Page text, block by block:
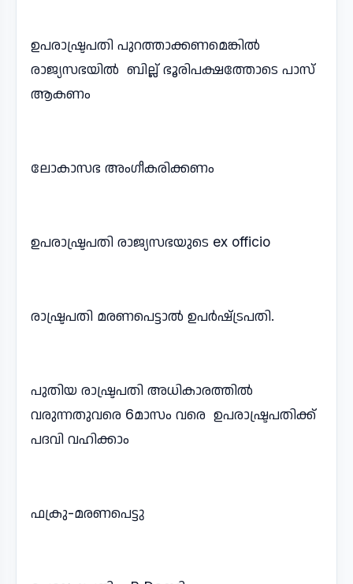
ഉപരാഷ്ട്രപതി പുറത്താക്കണമെങ്കിൽ
രാജ്യസഭയിൽ ബില്ല് ഭൂരിപക്ഷത്തോടെ പാസ്
ആകണം
ലോകാസഭ അംഗീകരിക്കണം
ഉപരാഷ്ട്രപതി രാജ്യസഭയുടെ ex officio
രാഷ്ട്രപതി മരണപെട്ടാൽ ഉപർഷ്‌ട്രപതി.
പുതിയ രാഷ്ട്രപതി അധികാരത്തിൽ
വരുന്നതുവരെ 6മാസം വരെ ഉപരാഷ്ട്രപതിക്ക്
പദവി വഹിക്കാം
ഫക്രു-മരണപെട്ടു